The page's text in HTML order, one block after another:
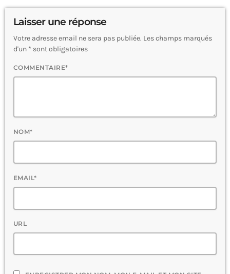
Laisser une réponse
Votre adresse email ne sera pas publiée. Les champs marqués
d'un * sont obligatoires
COMMENTAIRE*
NOM*
EMAIL*
URL